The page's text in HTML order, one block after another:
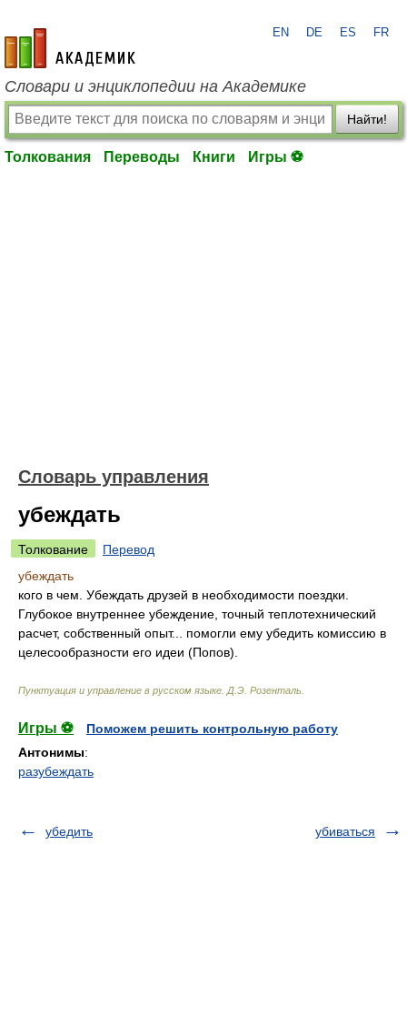
academic.ru
EN DE ES FR
Словари и энциклопедии на Академике
Найти!
Толкования Переводы Книги Игры ⚽
Словарь управления
убеждать
Толкование
Перевод
убеждать
кого в чем. Убеждать друзей в необходимости поездки.
Глубокое внутреннее убеждение, точный теплотехнический
расчет, собственный опыт... помогли ему убедить комиссию в
целесообразности его идеи (Попов).
Пунктуация и управление в русском языке Д.Э. Розенталь
Игры ⚽
Поможем решить контрольную работу
Антонимы:
разубеждать
убедить убиваться